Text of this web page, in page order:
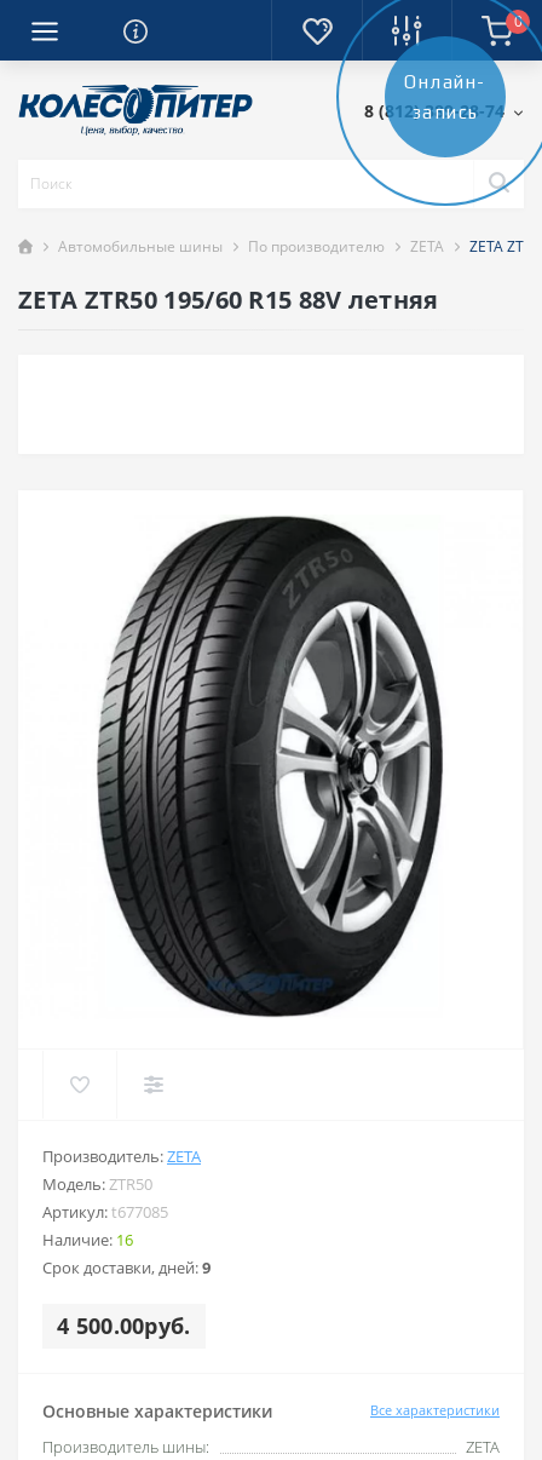
0
8 (812) 389-28-74
Автомобильные шины По производителю ZETA ZETA
ZETA ZTR50 195/60 R15 88V летняя
Производитель:ZETA
Модель:ZTR50
Артикул:t677085
Наличие: 16
Срок доставки, дней:9
4 500.00руб.
Основные характеристики Все характеристики
Производитель шины:
ZETA
Онлайн-
запись